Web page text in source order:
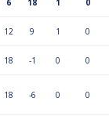
12 9 1 0
18 -1 0 0
18 -6 0 0